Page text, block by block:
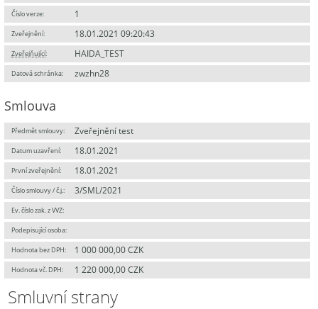
Číslo verze: 1
Zveřejnění: 18.01.2021 09:20:43
Zveřejňující: HAIDA_TEST
Datová schránka: zwzhn28
Smlouva
Předmět smlouvy: Zveřejnění test
Datum uzavření: 18.01.2021
První zveřejnění: 18.01.2021
Číslo smlouvy / č.j.: 3/SML/2021
Ev. číslo zak. z VVZ:
Podepisující osoba:
Hodnota bez DPH: 1 000 000,00 CZK
Hodnota vč. DPH: 1 220 000,00 CZK
Smluvní strany